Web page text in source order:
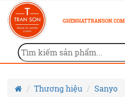
GHENHATTRANSON.COM
Thương hiệu Sanyo